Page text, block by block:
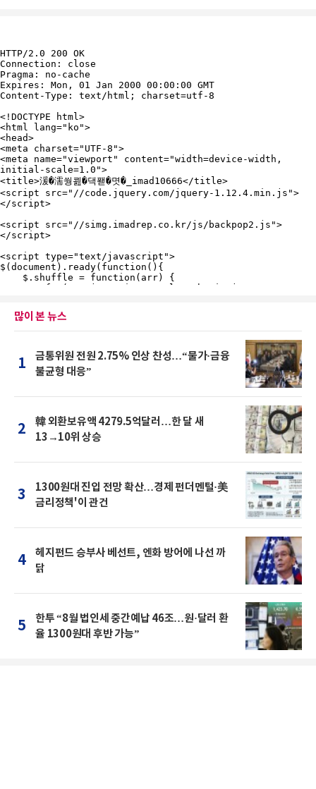
많이 본 뉴스
1
금통위원 전원 2.75% 인상 찬성…“물가·금융
불균형 대응”
2
韓 외환보유액 4279.5억달러…한 달 새
13→10위 상승
3
1300원대 진입 전망 확산…경제 펀더멘털·美
금리정책'이 관건
4
헤지펀드 승부사 베선트, 엔화 방어에 나선 까
닭
5
한투 “8월 법인세 중간예납 46조…원·달러 환
율 1300원대 후반 가능”